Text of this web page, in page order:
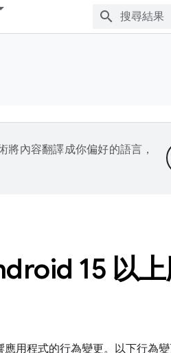
將內容翻譯成你偏好的語言，
15 以
用程式的行為變更。以下行為